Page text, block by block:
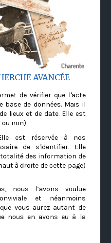
AVANCÉE
de vérifier que l'acte
de données. Mais il
lieux et de date. Elle est
non)
est réservée à nos
de s'identifier. Elle
des information de
à droite de cette page)
nous l’avons voulue
et néanmoins
vous aurez autant de
nous en avons eu à la